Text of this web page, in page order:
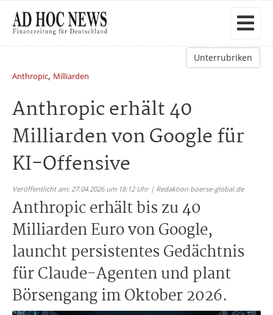
Unterrubriken
Anthropic, Milliarden
Anthropic erhält 40
Milliarden von Google für
KI-Offensive
Veröffentlicht am: 27.04.2026 um 18:12 Uhr | Redaktion boerse-global.de
Anthropic erhält bis zu 40
Milliarden Euro von Google,
launcht persistentes Gedächtnis
für Claude-Agenten und plant
Börsengang im Oktober 2026.